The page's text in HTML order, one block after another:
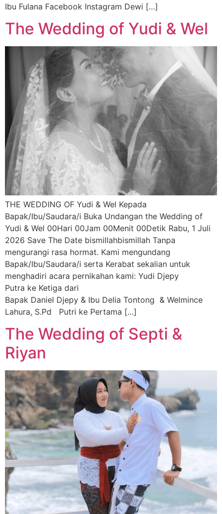
Ibu Fulana Facebook Instagram Dewi […]
The Wedding of Yudi & Wel
THE WEDDING OF Yudi & Wel Kepada
Bapak/Ibu/Saudara/i Buka Undangan the Wedding of
Yudi & Wel 00Hari 00Jam 00Menit 00Detik Rabu, 1 Juli
2026 Save The Date bismillahbismillah Tanpa
mengurangi rasa hormat. Kami mengundang
Bapak/Ibu/Saudara/i serta Kerabat sekalian untuk
menghadiri acara pernikahan kami: Yudi Djepy
Putra ke Ketiga dari
Bapak Daniel Djepy & Ibu Delia Tontong & Welmince
Lahura, S.Pd Putri ke Pertama […]
The Wedding of Septi &
Riyan